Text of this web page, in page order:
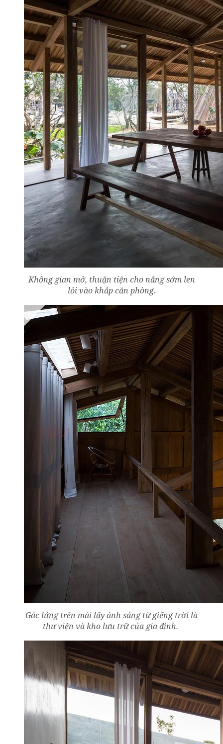
Không gian mở, thuận tiện cho nắng sớm len
lỏi vào khắp căn phòng.
Gác lửng trên mái lấy ánh sáng từ giếng trời là
thư viện và kho lưu trữ của gia đình.